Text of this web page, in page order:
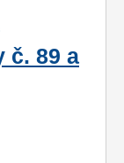
č. 89 a